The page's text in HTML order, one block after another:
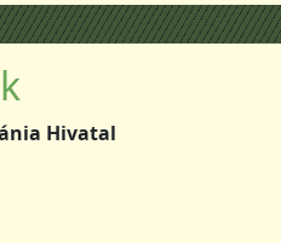
Hivatal